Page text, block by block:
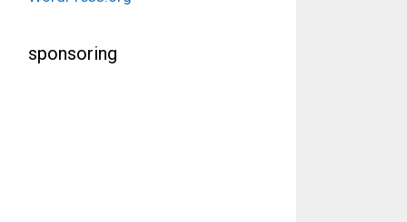
sponsoring